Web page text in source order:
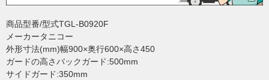
商品型番/型式TGL-B0920F
メーカータニコー
外形寸法(mm)幅900×奥行600×高さ450
ガードの高さバックガード:500mm
サイドガード:350mm